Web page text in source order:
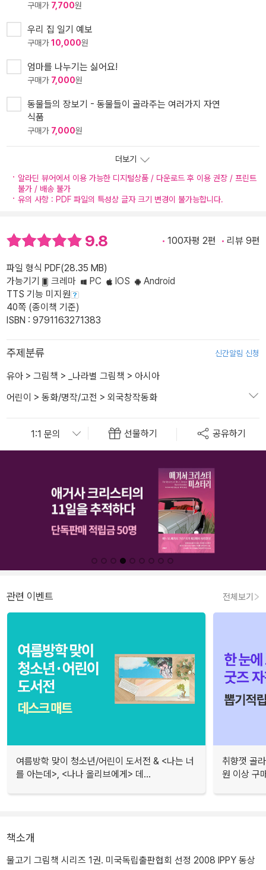
구매가 7,700원
우리 집 일기 예보
구매가10,000원
엄마를 나누기는 싫어요!
구매가 7,000원
동물들의 장보기 - 동물들이 골라주는 여러가지 자연
식품
구매가 7,000원
더보기
알라딘 뷰어에서 이용 가능한 디지털상품 / 다운로드 후 이용 권장 / 프린트
불가 / 배송 불가
유의 사항 : PDF 파일의 특성상 글자 크기 변경이 불가능합니다.
9.8 100자평 2편 리뷰 9편
파일 형식 PDF(28.35 MB)
가능기기
크레마 PC IOS
Android
TTS 기능 미지원
40쪽 (종이책 기준)
ISBN : 9791163271383
주제분류 신간알림 신청
유아 > 그림책 > _나라별 그림책 > 아시아
어린이 > 동화/명작/고전 > 외국창작동화
선물하기 공유하기
관련 이벤트 전체보기
여름방학 맞이 청소년/어린이 도서전 & <나는 너
를 아는데>, <나나 올리브에게> 데...
취향껏 골
원 이상 구
책소개
물고기 그림책 시리즈 1권. 미국독립출판협회 선정 2008 IPPY 동상